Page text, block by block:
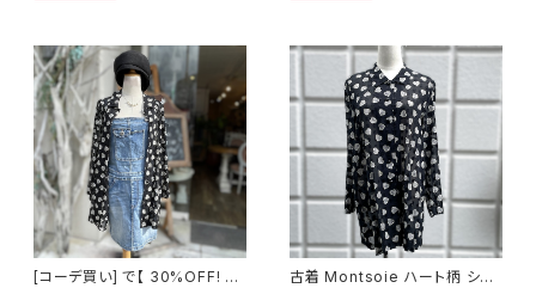
[コーデ買い] で【 30%OFF! 】2
古着 Montsoie ハート柄 シア